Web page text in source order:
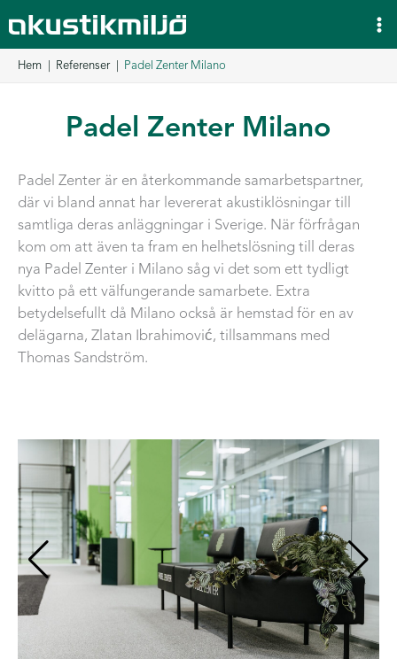
till
innehåll
Hem Referenser Padel Zenter Milano
Padel Zenter Milano
Padel Zenter är en återkommande samarbetspartner,
där vi bland annat har levererat akustiklösningar till
samtliga deras anläggningar i Sverige. När förfrågan
kom om att även ta fram en helhetslösning till deras
nya Padel Zenter i Milano såg vi det som ett tydligt
kvitto på ett välfungerande samarbete. Extra
betydelsefullt då Milano också är hemstad för en av
delägarna, Zlatan Ibrahimović, tillsammans med
Thomas Sandström.